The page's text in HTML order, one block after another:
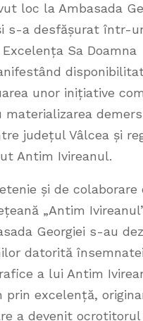
loc la Ambasada
s-a desfășurat într-
Sa Doamna
unor inițiative
materializarea
județul Vâlcea și
Antim Ivireanul.
și de colaborare
„Antim
Georgiei s-au
datorită însemnatei
a lui Antim
prin excelență,
a devenit ocrotitorul